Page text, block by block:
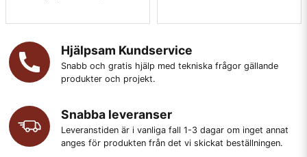
Hjälpsam Kundservice
Snabb och gratis hjälp med tekniska frågor gällande
produkter och projekt.
Snabba leveranser
Leveranstiden är i vanliga fall 1-3 dagar om inget annat
anges för produkten från det vi skickat beställningen.